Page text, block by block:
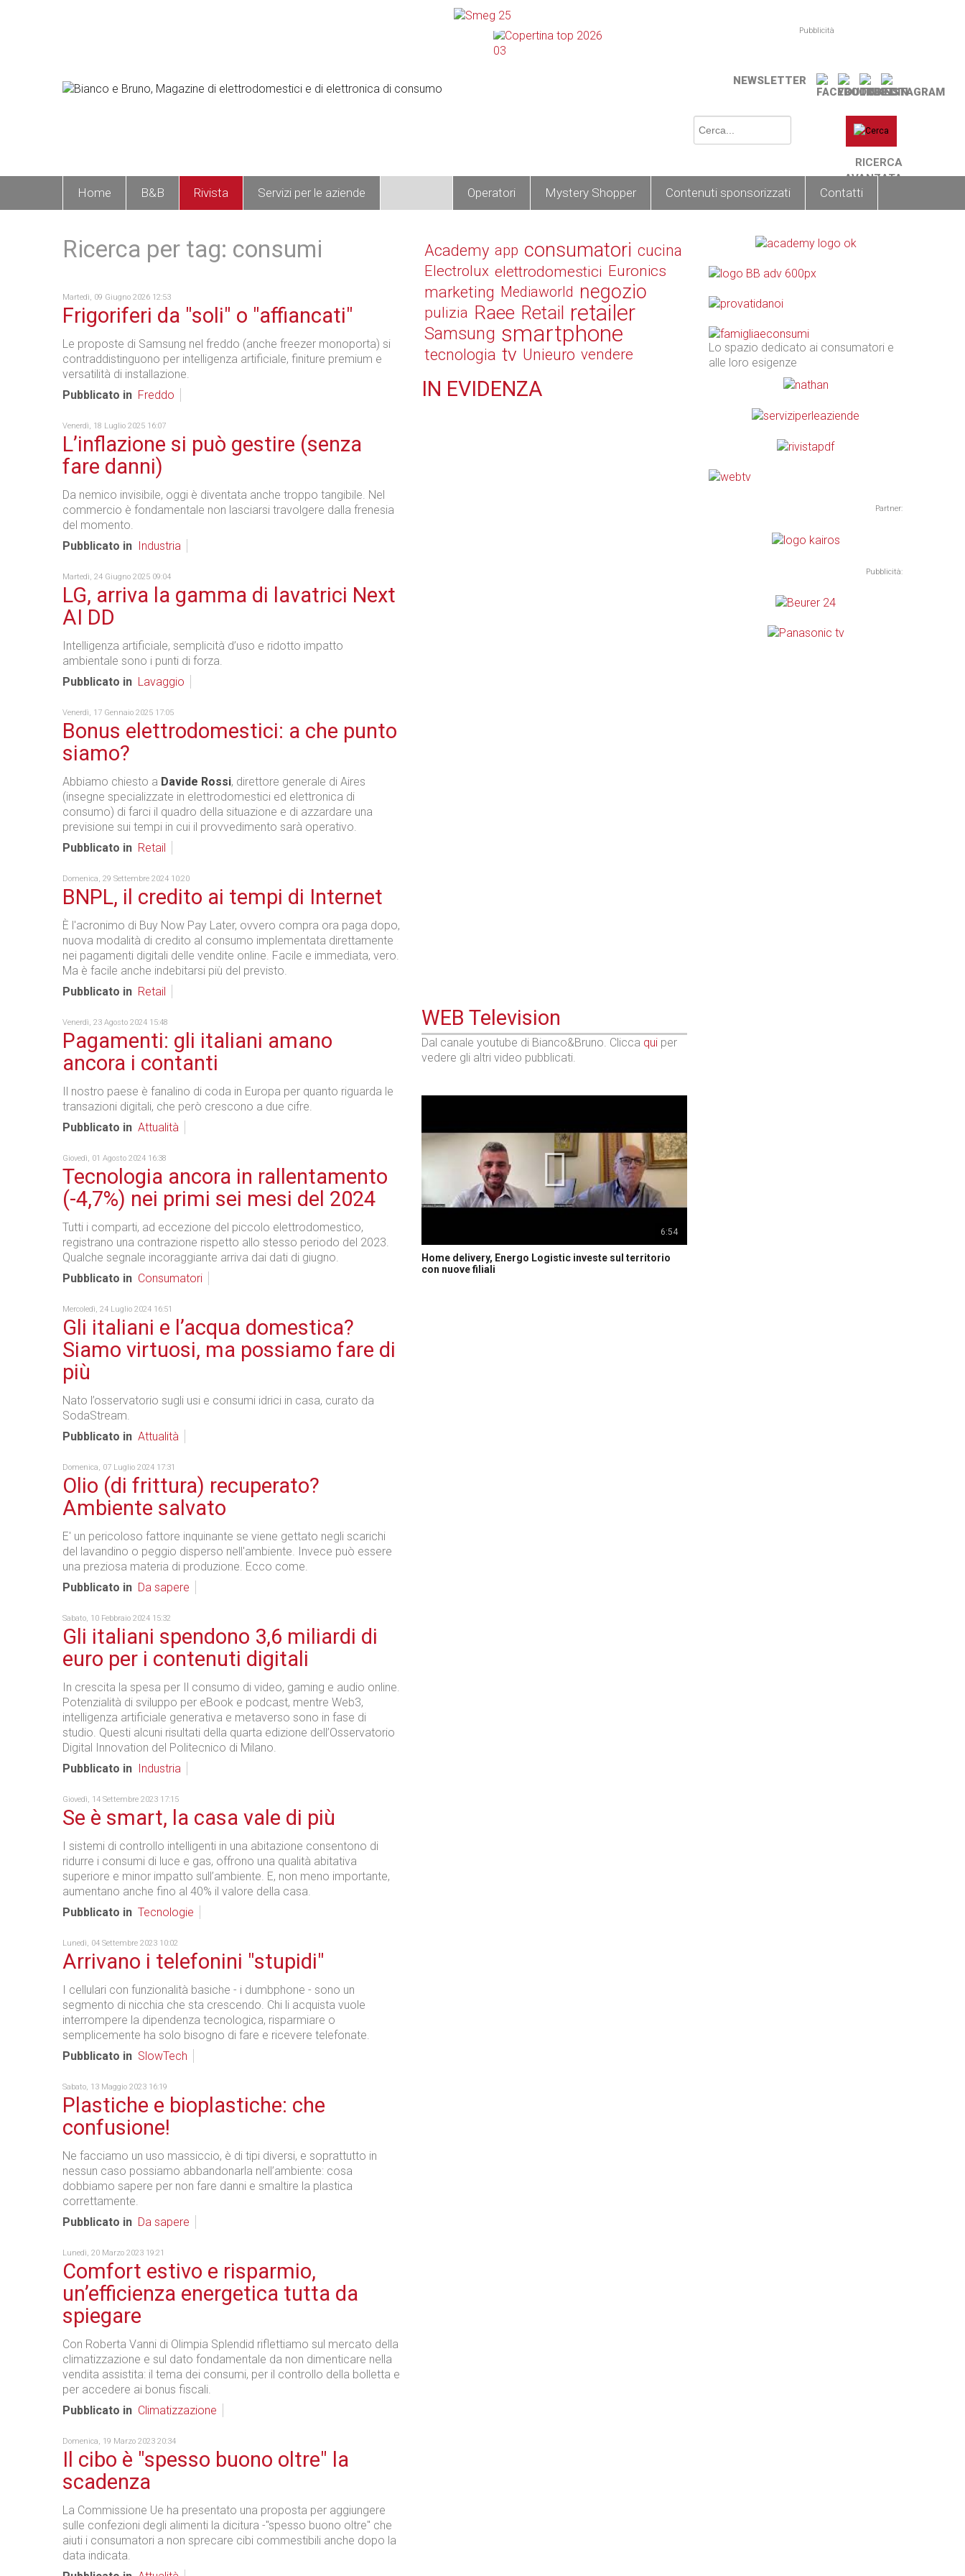
Pubblicità
NEWSLETTER
RICERCA
AVANZATA
Home B&B Rivista Servizi per le aziende Operatori Mystery Shopper Contenuti sponsorizzati Contatti
Ricerca per tag: consumi
Martedì, 09 Giugno 2026 12:53
Frigoriferi da "soli" o "affiancati"
Le proposte di Samsung nel freddo (anche freezer monoporta) si
contraddistinguono per intelligenza artificiale, finiture premium e
versatilità di installazione.
Pubblicato in Freddo
Venerdì, 18 Luglio 2025 16:07
L’inflazione si può gestire (senza
fare danni)
Da nemico invisibile, oggi è diventata anche troppo tangibile. Nel
commercio è fondamentale non lasciarsi travolgere dalla frenesia
del momento.
Pubblicato in
Industria
Martedì, 24 Giugno 2025 09:04
LG, arriva la gamma di lavatrici Next
AI DD
Intelligenza artificiale, semplicità d’uso e ridotto impatto
ambientale sono i punti di forza.
Pubblicato in Lavaggio
Venerdì, 17 Gennaio 2025 17:05
Bonus elettrodomestici: a che punto
siamo?
Abbiamo chiesto a Davide Rossi, direttore generale di Aires
(insegne specializzate in elettrodomestici ed elettronica di
consumo) di farci il quadro della situazione e di azzardare una
previsione sui tempi in cui il provvedimento sarà operativo.
Pubblicato in Retail
Domenica, 29 Settembre 2024 10:20
BNPL, il credito ai tempi di Internet
È l'acronimo di Buy Now Pay Later, ovvero compra ora paga dopo,
nuova modalità di credito al consumo implementata direttamente
nei pagamenti digitali delle vendite online. Facile e immediata, vero.
Ma è facile anche indebitarsi più del previsto.
Pubblicato in Retail
Venerdì, 23 Agosto 2024 15:48
Pagamenti: gli italiani amano
ancora i contanti
Il nostro paese è fanalino di coda in Europa per quanto riguarda le
transazioni digitali, che però crescono a due cifre.
Pubblicato in Attualità
Giovedì, 01 Agosto 2024 16:38
Tecnologia ancora in rallentamento
(-4,7%) nei primi sei mesi del 2024
Tutti i comparti, ad eccezione del piccolo elettrodomestico,
registrano una contrazione rispetto allo stesso periodo del 2023.
Qualche segnale incoraggiante arriva dai dati di giugno.
Pubblicato in Consumatori
Mercoledì, 24 Luglio 2024 16:51
Gli italiani e l’acqua domestica?
Siamo virtuosi, ma possiamo fare di
più
Nato l’osservatorio sugli usi e consumi idrici in casa, curato da
SodaStream.
Pubblicato in Attualità
Domenica, 07 Luglio 2024 17:31
Olio (di frittura) recuperato?
Ambiente salvato
E' un pericoloso fattore inquinante se viene gettato negli scarichi
del lavandino o peggio disperso nell'ambiente. Invece può essere
una preziosa materia di produzione. Ecco come.
Pubblicato in Da sapere
Sabato, 10 Febbraio 2024 15:32
Gli italiani spendono 3,6 miliardi di
euro per i contenuti digitali
In crescita la spesa per Il consumo di video, gaming e audio online.
Potenzialità di sviluppo per eBook e podcast, mentre Web3,
intelligenza artificiale generativa e metaverso sono in fase di
studio. Questi alcuni risultati della quarta edizione dell’Osservatorio
Digital Innovation del Politecnico di Milano.
Pubblicato in
Industria
Giovedì, 14 Settembre 2023 17:15
Se è smart, la casa vale di più
I sistemi di controllo intelligenti in una abitazione consentono di
ridurre i consumi di luce e gas, offrono una qualità abitativa
superiore e minor impatto sull’ambiente. E, non meno importante,
aumentano anche fino al 40% il valore della casa.
Pubblicato in Tecnologie
Lunedì, 04 Settembre 2023 10:02
Arrivano i telefonini "stupidi"
I cellulari con funzionalità basiche - i dumbphone - sono un
segmento di nicchia che sta crescendo. Chi li acquista vuole
interrompere la dipendenza tecnologica, risparmiare o
semplicemente ha solo bisogno di fare e ricevere telefonate.
Pubblicato in SlowTech
Sabato, 13 Maggio 2023 16:19
Plastiche e bioplastiche: che
confusione!
Ne facciamo un uso massiccio, è di tipi diversi, e soprattutto in
nessun caso possiamo abbandonarla nell’ambiente: cosa
dobbiamo sapere per non fare danni e smaltire la plastica
correttamente.
Pubblicato in Da sapere
Lunedì, 20 Marzo 2023 19:21
Comfort estivo e risparmio,
un’efficienza energetica tutta da
spiegare
Con Roberta Vanni di Olimpia Splendid riflettiamo sul mercato della
climatizzazione e sul dato fondamentale da non dimenticare nella
vendita assistita: il tema dei consumi, per il controllo della bolletta e
per accedere ai bonus fiscali.
Pubblicato in Climatizzazione
Domenica, 19 Marzo 2023 20:34
Il cibo è "spesso buono oltre" la
scadenza
La Commissione Ue ha presentato una proposta per aggiungere
sulle confezioni degli alimenti la dicitura -"spesso buono oltre" che
aiuti i consumatori a non sprecare cibi commestibili anche dopo la
data indicata.
Academy app consumatori cucina
Electrolux elettrodomestici Euronics
marketing Mediaworld negozio
pulizia Raee Retail retailer
Samsung smartphone
tecnologia tv Unieuro vendere
IN EVIDENZA
WEB Television
Dal canale youtube di Bianco&Bruno. Clicca qui per
vedere gli altri video pubblicati.
6:54
Home delivery, Energo Logistic investe sul territorio
con nuove filiali
Lo spazio dedicato ai consumatori e
alle loro esigenze
Partner:
Pubblicità: